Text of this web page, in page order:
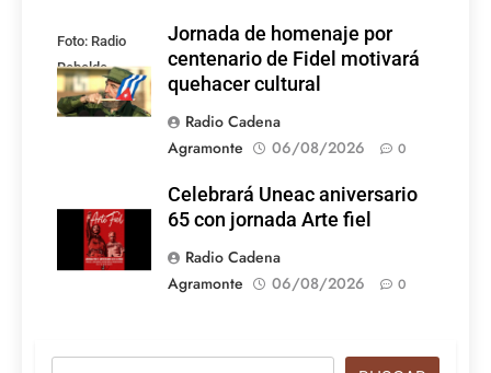
Foto: Radio
Rebelde
Jornada de homenaje por
centenario de Fidel motivará
quehacer cultural
Radio Cadena
Agramonte
06/08/2026 0
Celebrará Uneac aniversario
65 con jornada Arte fiel
Radio Cadena
Agramonte
06/08/2026 0